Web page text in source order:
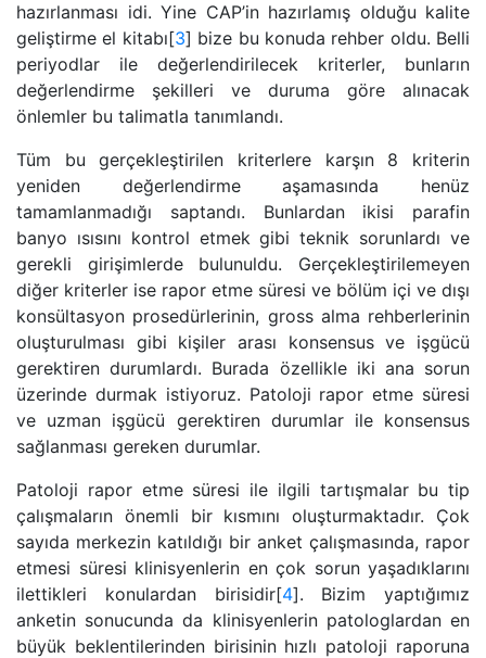
hazırlanması idi. Yine CAP’in hazırlamış olduğu kalite
geliştirme el kitabı[3] bize bu konuda rehber oldu. Belli
periyodlar ile değerlendirilecek kriterler, bunların
değerlendirme şekilleri ve duruma göre alınacak
önlemler bu talimatla tanımlandı.
Tüm bu gerçekleştirilen kriterlere karşın 8 kriterin
yeniden değerlendirme aşamasında henüz
tamamlanmadığı saptandı. Bunlardan ikisi parafin
banyo ısısını kontrol etmek gibi teknik sorunlardı ve
gerekli girişimlerde bulunuldu. Gerçekleştirilemeyen
diğer kriterler ise rapor etme süresi ve bölüm içi ve dışı
konsültasyon prosedürlerinin, gross alma rehberlerinin
oluşturulması gibi kişiler arası konsensus ve işgücü
gerektiren durumlardı. Burada özellikle iki ana sorun
üzerinde durmak istiyoruz. Patoloji rapor etme süresi
ve uzman işgücü gerektiren durumlar ile konsensus
sağlanması gereken durumlar.
Patoloji rapor etme süresi ile ilgili tartışmalar bu tip
çalışmaların önemli bir kısmını oluşturmaktadır. Çok
sayıda merkezin katıldığı bir anket çalışmasında, rapor
etmesi süresi klinisyenlerin en çok sorun yaşadıklarını
ilettikleri konulardan birisidir[4]. Bizim yaptığımız
anketin sonucunda da klinisyenlerin patologlardan en
büyük beklentilerinden birisinin hızlı patoloji raporuna